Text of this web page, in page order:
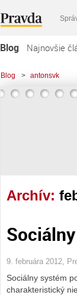
Blog Najnovšie
Blog > antonsvk
Archív:
9. februára 2012,
Sociálny systém
charakteristický